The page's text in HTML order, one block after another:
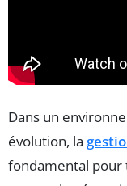
Dans un
évolution, la
fondamental